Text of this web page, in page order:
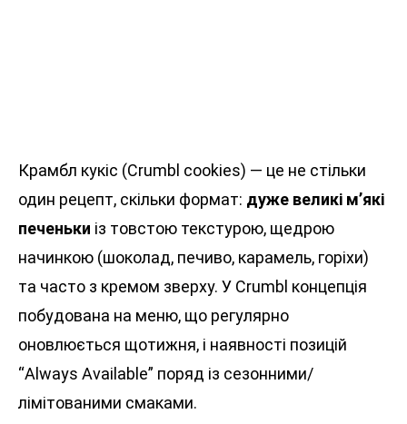
Крамбл кукіс (Crumbl cookies) — це не стільки
один рецепт, скільки формат: дуже великі м’які
печеньки із товстою текстурою, щедрою
начинкою (шоколад, печиво, карамель, горіхи)
та часто з кремом зверху. У Crumbl концепція
побудована на меню, що регулярно
оновлюється щотижня, і наявності позицій
“Always Available” поряд із сезонними/
лімітованими смаками.